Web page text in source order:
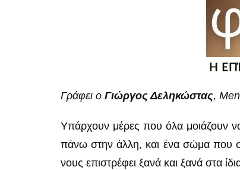
Γράφει ο Γιώργος Δεληκώστας,
Υπάρχουν μέρες που όλα μοιάζουν να
πάνω στην άλλη, και ένα σώμα που
νους επιστρέφει ξανά και ξανά στα